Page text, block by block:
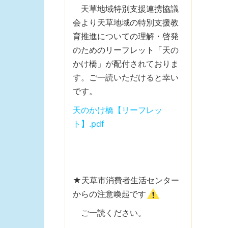
天草地域特別支援連携協議
会より天草地域の特別支援教
育推進についての理解・啓発
のためのリーフレット「天の
かけ橋」が配付されておりま
す。ご一読いただけると幸い
です。
天のかけ橋【リーフレッ
ト】.pdf
★天草市消費者生活センター
からの注意喚起です
ご一読ください。